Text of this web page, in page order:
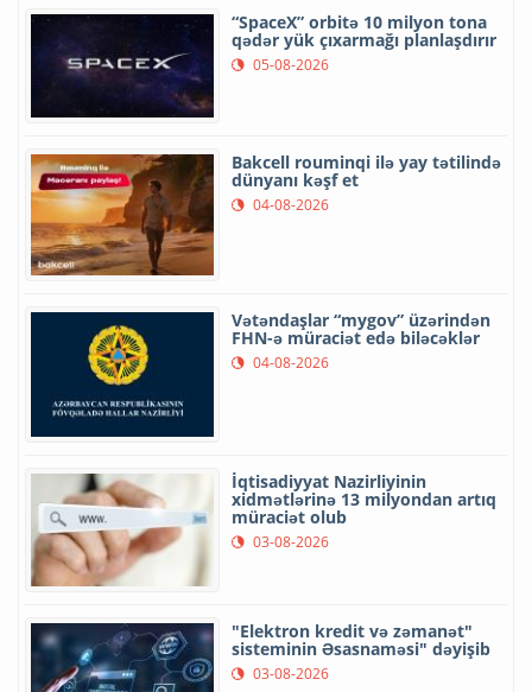
“SpaceX” orbitə 10 milyon tona
qədər yük çıxarmağı planlaşdırır
05-08-2026
Bakcell rouminqi ilə yay tətilində
dünyanı kəşf et
04-08-2026
Vətəndaşlar “mygov” üzərindən
FHN-ə müraciət edə biləcəklər
04-08-2026
İqtisadiyyat Nazirliyinin
xidmətlərinə 13 milyondan artıq
müraciət olub
03-08-2026
"Elektron kredit və zəmanət"
sisteminin Əsasnaməsi" dəyişib
03-08-2026